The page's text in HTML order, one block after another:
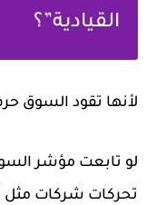
القيادية”؟
لأنها تقود السوق
لو تابعت مؤشر
تحركات شركات مثل